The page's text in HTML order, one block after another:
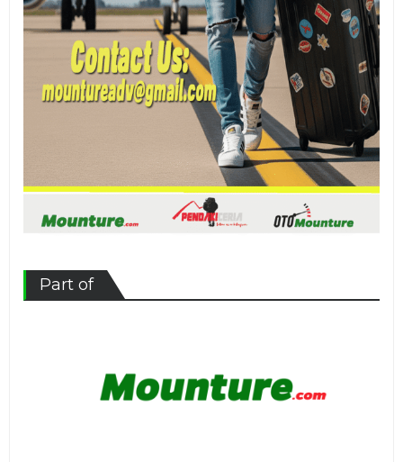
Part of